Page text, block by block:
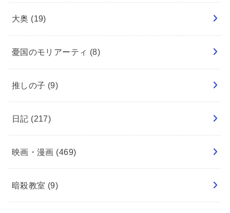
大奥 (19)
憂国のモリアーティ (8)
推しの子 (9)
日記 (217)
映画・漫画 (469)
暗殺教室 (9)